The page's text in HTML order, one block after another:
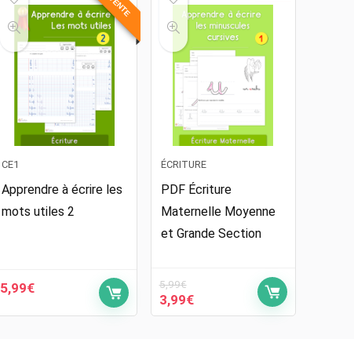
CE1
Apprendre à écrire les
mots utiles 2
5,99€
ÉCRITURE
PDF Écriture
Maternelle Moyenne
et Grande Section
5,99€
Le
prix
3,99€Le
prix